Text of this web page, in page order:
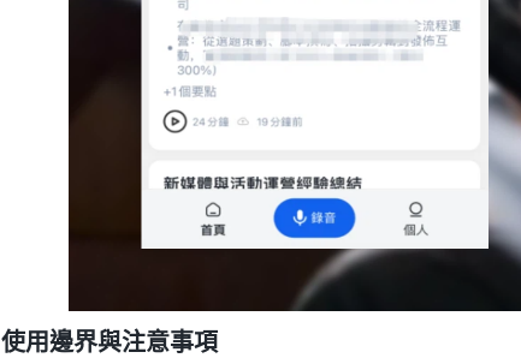
使用邊界與注意事項